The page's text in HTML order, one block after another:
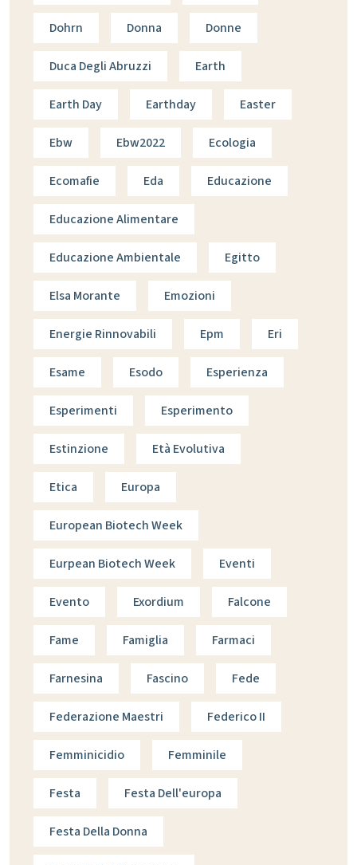
Dohrn Donna Donne
Duca Degli Abruzzi Earth
Earth Day Earthday Easter
Ebw Ebw2022 Ecologia
Ecomafie Eda Educazione
Educazione Alimentare
Educazione Ambientale Egitto
Elsa Morante Emozioni
Energie Rinnovabili Epm Eri
Esame Esodo Esperienza
Esperimenti Esperimento
Estinzione Età Evolutiva
Etica Europa
European Biotech Week
Eurpean Biotech Week Eventi
Evento Exordium Falcone
Fame Famiglia Farmaci
Farnesina Fascino Fede
Federazione Maestri Federico II
Femminicidio Femminile
Festa Festa Dell'europa
Festa Della Donna